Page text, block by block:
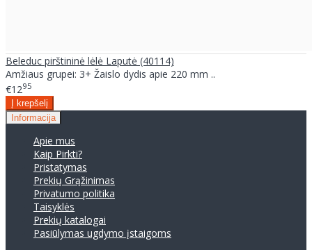
Beleduc pirštininė lėlė Laputė (40114)
Amžiaus grupei: 3+ Žaislo dydis apie 220 mm ..
€1295
Informacija
Apie mus
Kaip Pirkti?
Pristatymas
Prekių Grąžinimas
Privatumo politika
Taisyklės
Prekių katalogai
Pasiūlymas ugdymo įstaigoms